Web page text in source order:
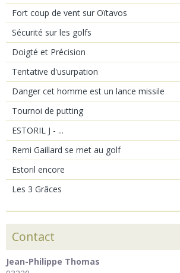
Fort coup de vent sur Oïtavos
Sécurité sur les golfs
Doigté et Précision
Tentative d'usurpation
Danger cet homme est un lance missile
Tournoi de putting
ESTORIL J - ...
Remi Gaillard se met au golf
Estoril encore
Les 3 Grâces
Contact
Jean-Philippe Thomas